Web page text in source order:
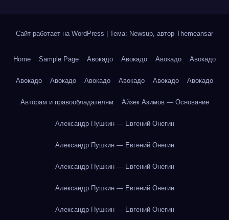
Сайт работает на WordPress Тема: Newsup, автор Themeansar
Home Sample Page Авокадо Авокадо Авокадо Авокадо
Авокадо Авокадо Авокадо Авокадо Авокадо Авокадо
Авторам и правообладателям Айзек Азимов — Основание
Александр Пушкин — Евгений Онегин
Александр Пушкин — Евгений Онегин
Александр Пушкин — Евгений Онегин
Александр Пушкин — Евгений Онегин
Александр Пушкин — Евгений Онегин